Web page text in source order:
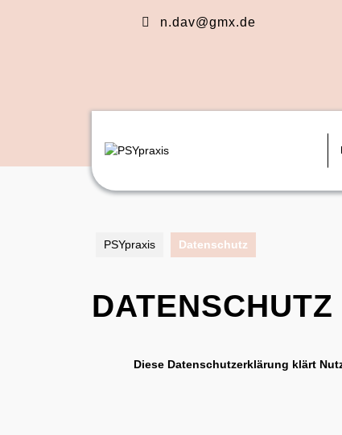
n.dav@gmx.de
PSYpraxis Datenschutz
DATENSCHUTZ
Diese Datenschutzerklärung klärt